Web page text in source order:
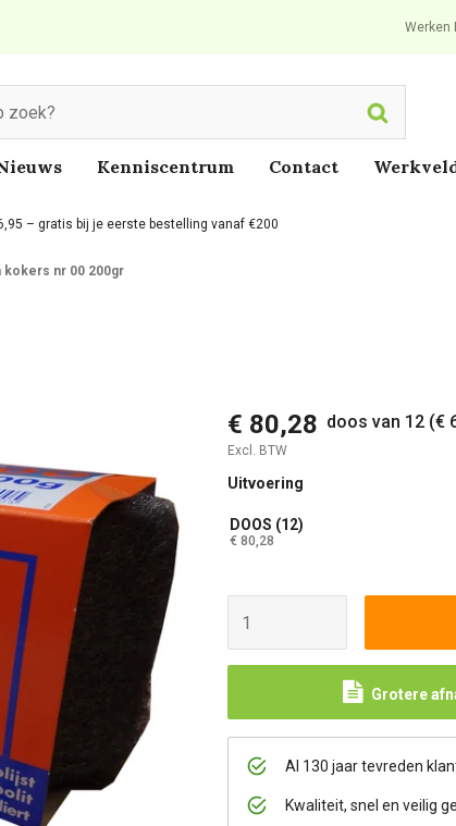
Werken
Search
Kenniscentrum Contact
– gratis bij je eerste bestelling vanaf €200
kokers nr 00 200gr
€ 80,28 doos van 12 (€
Excl. BTW
Uitvoering
DOOS (12)
€ 80,28
Grotere
Al 130 jaar tevreden
Kwaliteit, snel en veilig